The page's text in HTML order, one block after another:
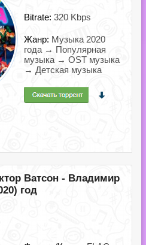
Bitrate: 320 Kbps
Жанр: Музыка 2020
года → Популярная
музыка → OST музыка
→ Детская музыка
Ватсон - Владимир
год